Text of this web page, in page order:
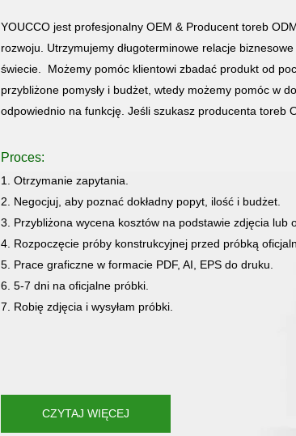
YOUCCO jest profesjonalny OEM & Producent toreb
rozwoju. Utrzymujemy długoterminowe relacje
świecie. Możemy pomóc klientowi zbadać produkt od
przybliżone pomysły i budżet, wtedy możemy pomóc w
odpowiednio na funkcję. Jeśli szukasz producenta toreb
Proces:
1. Otrzymanie zapytania.
2. Negocjuj, aby poznać dokładny popyt, ilość i budżet.
3. Przybliżona wycena kosztów na podstawie zdjęcia lub
4. Rozpoczęcie próby konstrukcyjnej przed próbką
5. Prace graficzne w formacie PDF, AI, EPS do druku.
6. 5-7 dni na oficjalne próbki.
7. Robię zdjęcia i wysyłam próbki.
CZYTAJ WIĘCEJ